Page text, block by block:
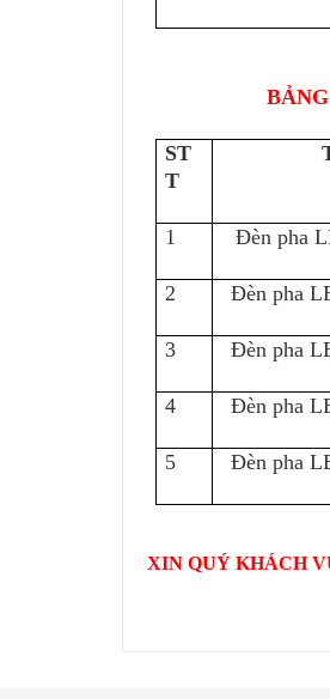
B
ST
T
1 Đèn pha
2 Đèn pha
3 Đèn pha
4 Đèn pha
5 Đèn pha
XIN QUÝ KHÁCH